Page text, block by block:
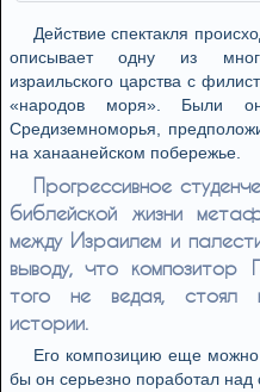
Действие спектакля
описывает одну из
израильского царства с
«народов моря». Были
Средиземноморья,
на ханаанейском побережье.
Прогрессивное
библейской жизни
между Израилем и
выводу, что композитор
того не ведая, стоял
истории.
Его композицию еще
бы он серьезно поработал